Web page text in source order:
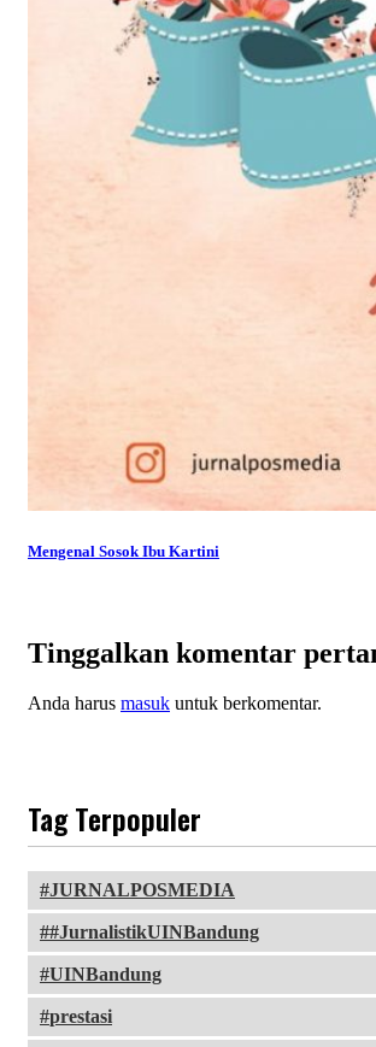
Mengenal Sosok Ibu Kartini
Tinggalkan komentar
Anda harus masuk untuk berkomentar.
Tag Terpopuler
JURNALPOSMEDIA
#JurnalistikUINBandung
UINBandung
prestasi